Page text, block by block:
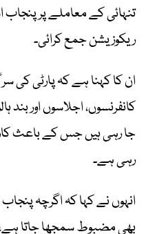
تنہائی کے معاملے پر
ریکوزیشن جمع کرائی۔
ان کا کہنا ہے کہ پارٹی کی
کانفرنسوں، اجلاسوں اور
جا رہی ہیں جس کے باعث
رہی ہے۔
انہوں نے کہا کہ اگرچہ
بھی مضبوط سمجھا جاتا